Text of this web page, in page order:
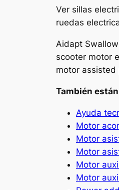
Ver sillas
ruedas
Aidapt
scooter motor
motor assisted
También
Ayuda
Motor
Motor
Motor
Motor
Motor